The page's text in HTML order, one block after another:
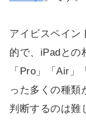
アイビスペイン
的で、iPadとの
「Pro」「Air
った多くの種類
判断するのは難